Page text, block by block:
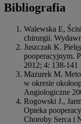
Bibliografia
Walewska E,
chirurgii.
Juszczak K.
pooperacyjnym.
2012; 4: 138-141
Mazurek M.
w okresie
Angiologiczne
Rogowski J.,
Opieka
Choroby